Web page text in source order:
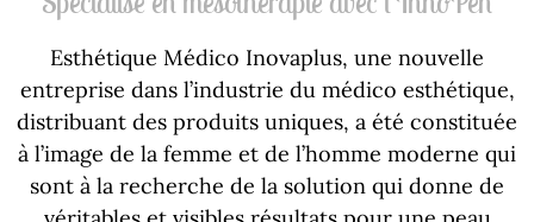
Esthétique Médico Inovaplus, une nouvelle
entreprise dans l’industrie du médico esthétique,
distribuant des produits uniques, a été constituée
à l’image de la femme et de l’homme moderne qui
sont à la recherche de la solution qui donne de